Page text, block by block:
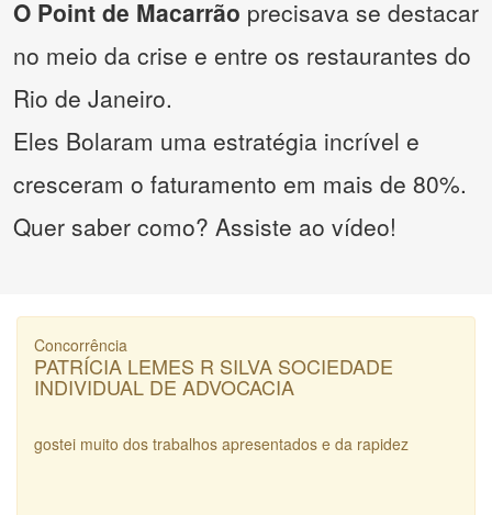
O Point de Macarrão precisava se destacar
no meio da crise e entre os restaurantes do
Rio de Janeiro.
Eles Bolaram uma estratégia incrível e
cresceram o faturamento em mais de 80%.
Quer saber como? Assiste ao vídeo!
Concorrência
PATRÍCIA LEMES R SILVA SOCIEDADE
INDIVIDUAL DE ADVOCACIA
gostei muito dos trabalhos apresentados e da rapidez